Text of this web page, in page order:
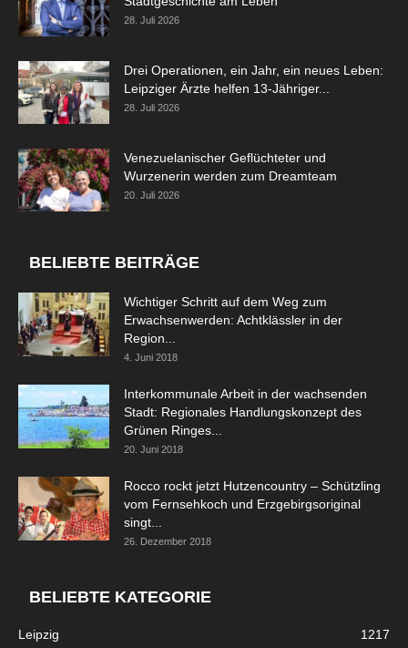
28. Juli 2026
Drei Operationen, ein Jahr, ein neues Leben:
Leipziger Ärzte helfen 13-Jähriger...
28. Juli 2026
Venezuelanischer Geflüchteter und
Wurzenerin werden zum Dreamteam
20. Juli 2026
BELIEBTE BEITRÄGE
Wichtiger Schritt auf dem Weg zum
Erwachsenwerden: Achtklässler in der
Region...
4. Juni 2018
Interkommunale Arbeit in der wachsenden
Stadt: Regionales Handlungskonzept des
Grünen Ringes...
20. Juni 2018
Rocco rockt jetzt Hutzencountry – Schützling
vom Fernsehkoch und Erzgebirgsoriginal
singt...
26. Dezember 2018
BELIEBTE KATEGORIE
Leipzig
1217